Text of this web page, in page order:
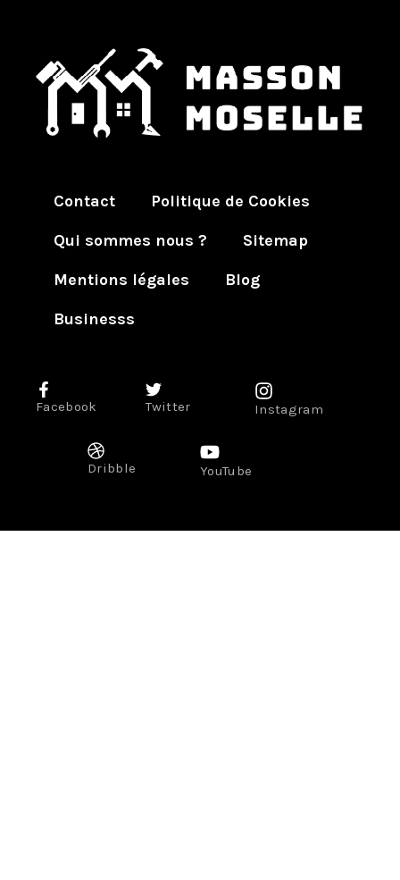
Contact
Politique de Cookies
Qui sommes nous ?
Sitemap
Mentions légales
Blog
Businesss
Facebook Twitter Instagram
Dribble YouTube